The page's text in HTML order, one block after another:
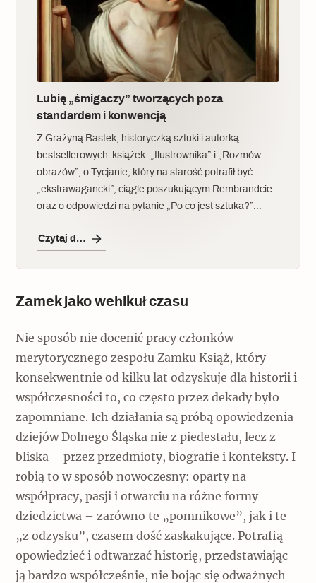
Lubię „śmigaczy” tworzących poza
standardem i konwencją
Z Grażyną Bastek, historyczką sztuki i autorką
bestsellerowych książek: „Ilustrownika” i „Rozmów
obrazów”, o Tycjanie, który na starość potrafił być
„ekstrawagancki”, ciągle poszukującym Rembrandcie
oraz o odpowiedzi na pytanie „Po co jest sztuka?”…
Czytaj dalej
Zamek jako wehikuł czasu
Nie sposób nie docenić pracy członków
merytorycznego zespołu Zamku Książ, który
konsekwentnie od kilku lat odzyskuje dla historii i
współczesności to, co często przez dekady było
zapomniane. Ich działania są próbą opowiedzenia
dziejów Dolnego Śląska nie z piedestału, lecz z
bliska – przez przedmioty, biografie i konteksty. I
robią to w sposób nowoczesny: oparty na
współpracy, pasji i otwarciu na różne formy
dziedzictwa – zarówno te „pomnikowe”, jak i te
„z odzysku”, czasem dość zaskakujące. Potrafią
opowiedzieć i odtwarzać historię, przedstawiając
ją bardzo współcześnie, nie bojąc się odważnych